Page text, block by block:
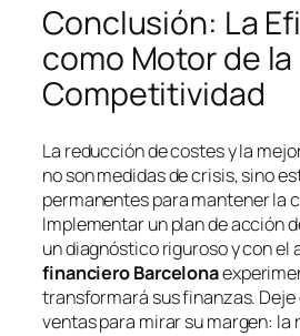
Conclusión: La
como Motor de la
Competitividad
La reducción de costes y la
no son medidas de crisis, sino
permanentes para mantener la
Implementar un plan de acción
un diagnóstico riguroso y con el
financiero Barcelona
transformará sus finanzas.
ventas para mirar su margen: la